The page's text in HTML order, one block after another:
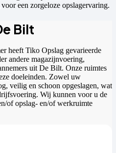
een zorgeloze opslagervaring.
Bilt
heeft Tiko Opslag gevarieerde
andere magazijnvoering,
uit De Bilt. Onze ruimtes
doeleinden. Zowel uw
veilig en schoon opgeslagen, wat
Wij kunnen voor u de
of opslag- en/of werkruimte